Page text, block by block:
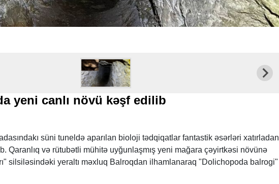
yeni canlı növü kəşf edilib
süni tuneldə aparılan bioloji tədqiqatlar fantastik əsərləri xatırladan
Qaranlıq və rütubətli mühitə uyğunlaşmış yeni mağara çəyirtkəsi növünə
silsiləsindəki yeraltı məxluq Balroqdan ilhamlanaraq "Dolichopoda balrogi"